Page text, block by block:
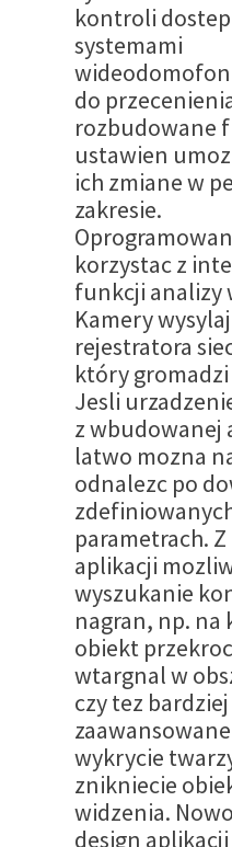
kontroli
systemami
do
rozbudowane
ustawien
ich zmiane w
zakresie.
korzystac z
funkcji analizy
Kamery
rejestratora
który
Jesli
z wbudowanej
latwo mozna
odnalezc po
parametrach.
aplikacji
wyszukanie
nagran, np. na
obiekt
wtargnal w
czy tez bardziej
wykrycie
znikniecie
widzenia.
design